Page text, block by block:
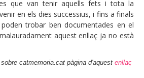
que van tenir aquells fets i tota la
en els dies successius, i fins a finals
trobar ben documentades en el
aquest enllaç ja no està
catmemoria.cat pàgina d'aquest enllaç